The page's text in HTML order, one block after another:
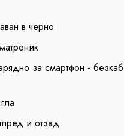
в черно
за смартфон -
и отзад